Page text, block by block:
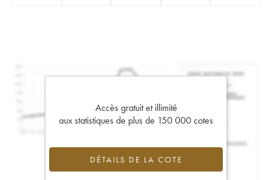
Accès gratuit et illimité
aux statistiques de plus de 150 000 cotes
DÉTAILS DE LA COTE